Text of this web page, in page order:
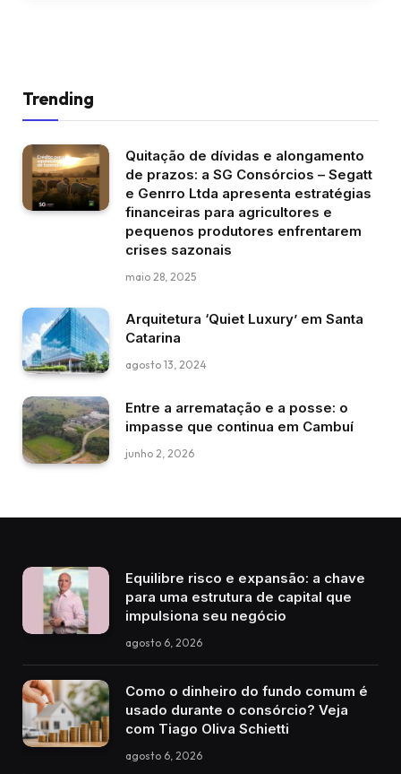
Trending
Quitação de dívidas e alongamento
de prazos: a SG Consórcios – Segatt
e Genrro Ltda apresenta estratégias
financeiras para agricultores e
pequenos produtores enfrentarem
crises sazonais
maio 28, 2025
Arquitetura ‘Quiet Luxury’ em Santa
Catarina
agosto 13, 2024
Entre a arrematação e a posse: o
impasse que continua em Cambuí
junho 2, 2026
Equilibre risco e expansão: a chave
para uma estrutura de capital que
impulsiona seu negócio
agosto 6, 2026
Como o dinheiro do fundo comum é
usado durante o consórcio? Veja
com Tiago Oliva Schietti
agosto 6, 2026